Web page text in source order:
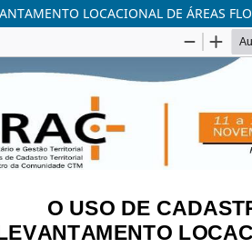
LOCACIONAL DE ÁREAS